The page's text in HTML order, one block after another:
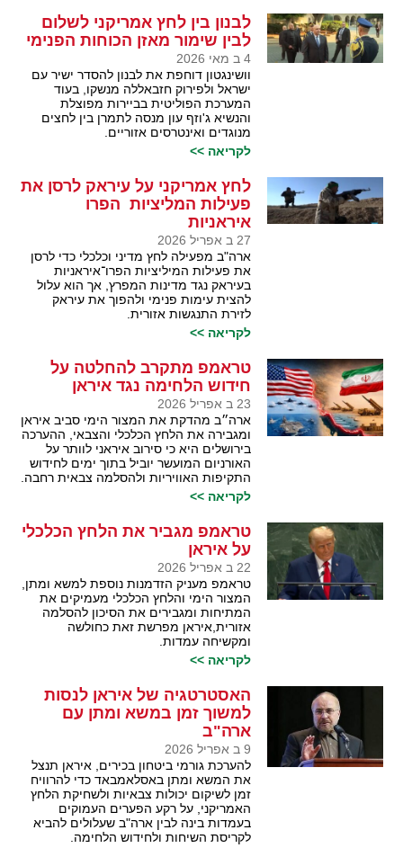
לבנון בין לחץ אמריקני לשלום
לבין שימור מאזן הכוחות הפנימי
4 ב מאי 2026
וושינגטון דוחפת את לבנון להסדר ישיר עם
ישראל ולפירוק חזבאללה מנשקו, בעוד
המערכת הפוליטית בביירות מפוצלת
והנשיא ג'וזף עון מנסה לתמרן בין לחצים
מנוגדים ואינטרסים אזוריים.
לקריאה >>
לחץ אמריקני על עיראק לרסן את
פעילות המליציות הפרו
איראניות
27 ב אפריל 2026
ארה"ב מפעילה לחץ מדיני וכלכלי כדי לרסן
את פעילות המיליציות הפרו־איראניות
בעיראק נגד מדינות המפרץ, אך הוא עלול
להצית עימות פנימי ולהפוך את עיראק
לזירת התנגשות אזורית.
לקריאה >>
טראמפ מתקרב להחלטה על
חידוש הלחימה נגד איראן
23 ב אפריל 2026
ארה״ב מהדקת את המצור הימי סביב איראן
ומגבירה את הלחץ הכלכלי והצבאי, ההערכה
בירושלים היא כי סירוב איראני לוותר על
האורניום המועשר יוביל בתוך ימים לחידוש
התקיפות האוויריות ולהסלמה צבאית רחבה.
לקריאה >>
טראמפ מגביר את הלחץ הכלכלי
על איראן
22 ב אפריל 2026
טראמפ מעניק הזדמנות נוספת למשא ומתן,
המצור הימי והלחץ הכלכלי מעמיקים את
המתיחות ומגבירים את הסיכון להסלמה
אזורית,איראן מפרשת זאת כחולשה
ומקשיחה עמדות.
לקריאה >>
האסטרטגיה של איראן לנסות
למשוך זמן במשא ומתן עם
ארה"ב
9 ב אפריל 2026
להערכת גורמי ביטחון בכירים, איראן תנצל
את המשא ומתן באסלאמבאד כדי להרוויח
זמן לשיקום יכולות צבאיות ולשחיקת הלחץ
האמריקני, על רקע הפערים העמוקים
בעמדות בינה לבין ארה"ב שעלולים להביא
לקריסת השיחות ולחידוש הלחימה.